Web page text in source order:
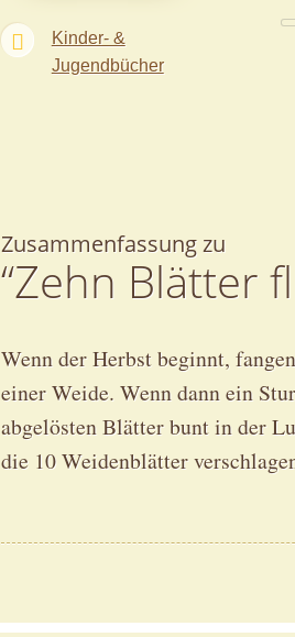
Kinder- &
Jugendbücher
Zusammenfassung zu
“Zehn Blätter
Wenn der Herbst beginnt,
einer Weide. Wenn dann ein
abgelösten Blätter bunt in der
die 10 Weidenblätter